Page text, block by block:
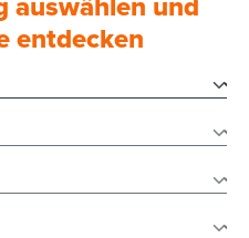
auswählen und
entdecken